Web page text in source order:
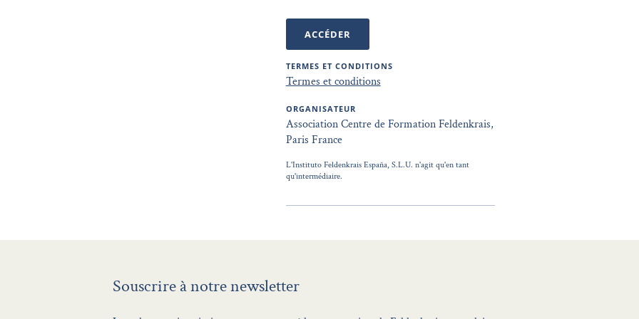
ACCÉDER
TERMES ET CONDITIONS
Termes et conditions
ORGANISATEUR
Association Centre de Formation Feldenkrais,
Paris France
L'Instituto Feldenkrais España, S.L.U. n'agit qu'en tant
qu'intermédiaire.
Souscrire à notre newsletter